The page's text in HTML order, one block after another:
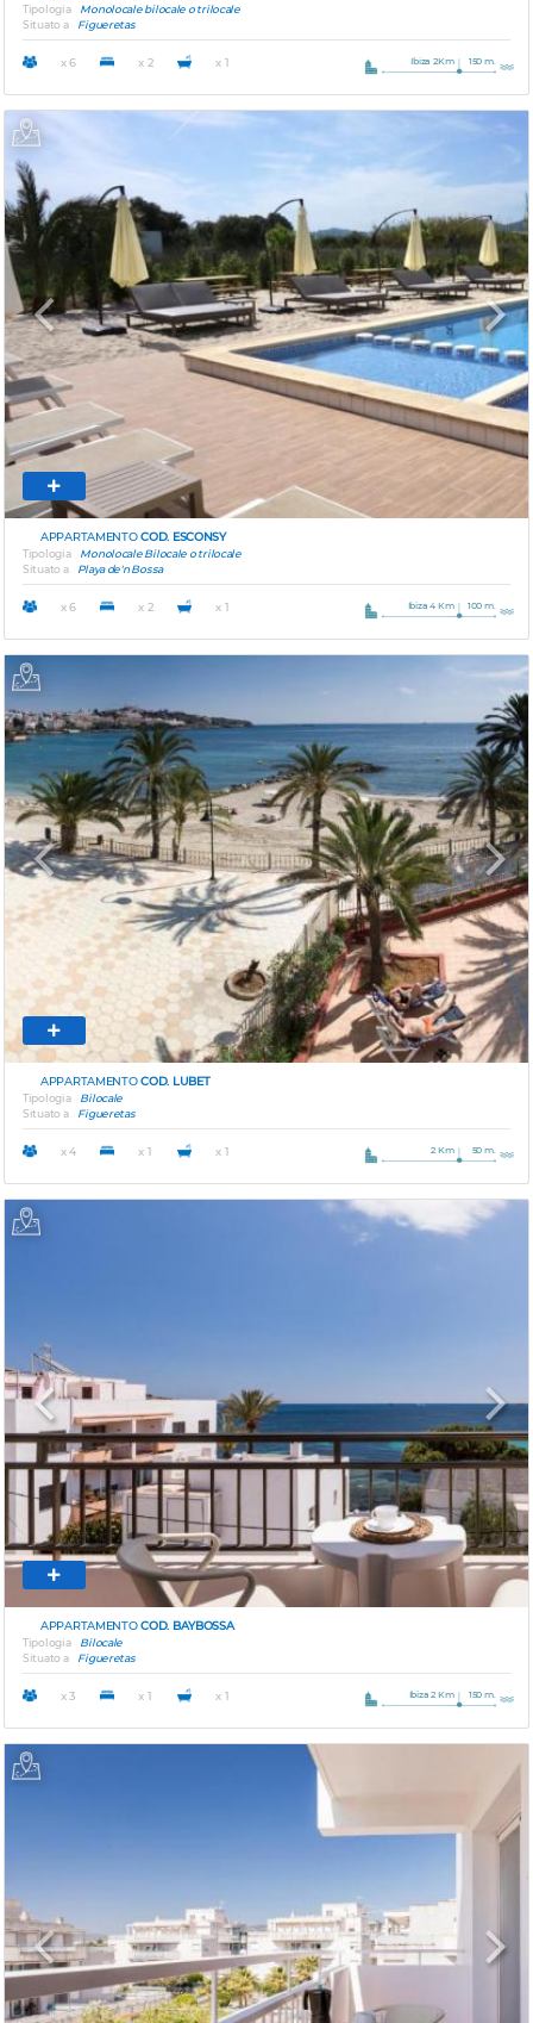
Tipologia
Monolocale bilocale o trilocale
Situato a
Figueretas
x 6 x 2 x 1 Ibiza 2Km 150 m.
Previous Next
APPARTAMENTOCOD. ESCONSY
Tipologia
Monolocale Bilocale o trilocale
Situato a
Playa de'n Bossa
x 6 x 2 x 1 Ibiza 4 Km 100 m.
Previous Next
APPARTAMENTOCOD. LUBET
Tipologia
Bilocale
Situato a
Figueretas
x 4 x 1 x 1 2 Km 50 m.
Previous Next
APPARTAMENTOCOD. BAYBOSSA
Tipologia
Bilocale
Situato a
Figueretas
x 3 x 1 x 1 Ibiza 2 Km 150 m.
Previous Next